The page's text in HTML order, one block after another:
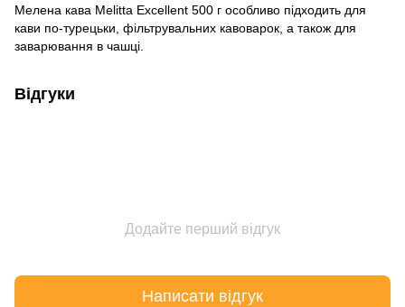
Мелена кава Melitta Excellent 500 г особливо підходить для
кави по-турецьки, фільтрувальних кавоварок, а також для
заварювання в чашці.
Відгуки
Додайте перший відгук
Написати відгук